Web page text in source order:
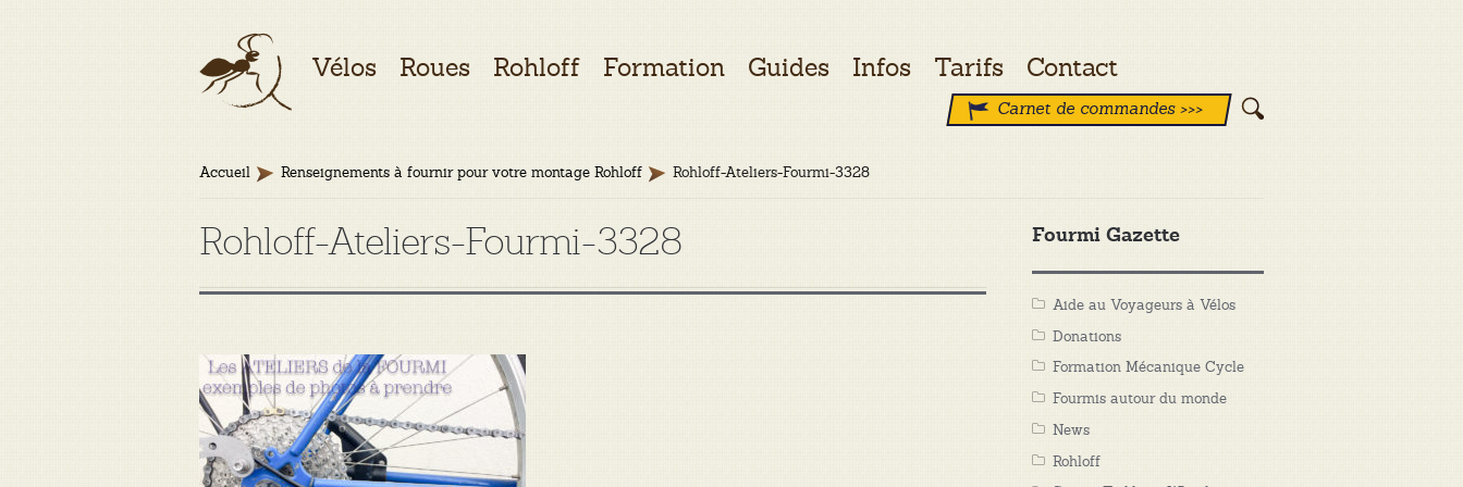
Aller
Aller
au
Vélos Roues Rohloff Formation Guides Infos Tarifs Contact
Carnet de commandes >>>
Accueil Renseignements à fournir pour votre montage Rohloff Rohloff-Ateliers-Fourmi-3328
Rohloff-Ateliers-Fourmi-3328 Fourmi Gazette
Aide au Voyageurs à Vélos
Donations
Formation Mécanique Cycle
Fourmis autour du monde
News
Rohloff